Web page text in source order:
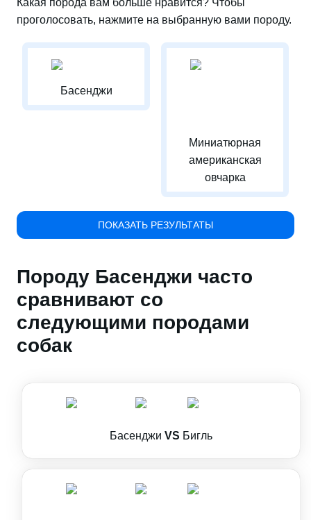
Какая порода вам больше нравится? Чтобы
проголосовать, нажмите на выбранную вами породу.
Басенджи
Миниатюрная
американская
овчарка
ПОКАЗАТЬ РЕЗУЛЬТАТЫ
Породу Басенджи часто
сравнивают со
следующими породами
собак
Басенджи VS Бигль